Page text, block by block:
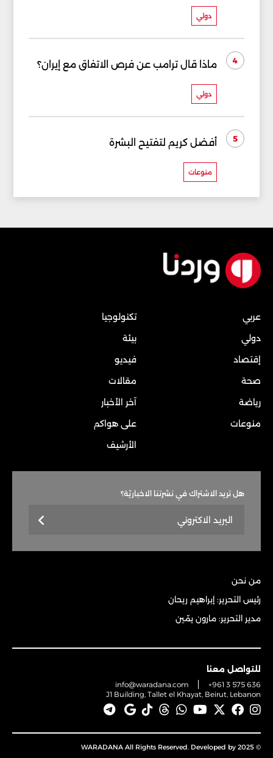
دولي
4 ماذا قال ترامب عن فرص الاتفاق مع إيران؟
دولي
5 أفضل كريم لتفتيح البشرة
منوعات
عربي
دولي
إقتصاد
صحة
رياضة
منوعات
تكنولوجيا
بيئة
فيديو
مقالات
آخر الأخبار
على هواكم
الأرشيف
هل تريد الاشتراك في نشرتنا الاخباريّة؟
من نحن
رئيس التحرير: إبراهيم ريحان
مدير التحرير: مارون يمّين
للتواصل معنا
info@waradana.com
+961 3 575 636
J1 Building, Tallet el Khayat, Beirut, Lebanon
© 2025 WARADANA All Rights Reserved. Developed by